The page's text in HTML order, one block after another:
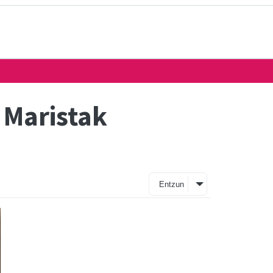
Entzun